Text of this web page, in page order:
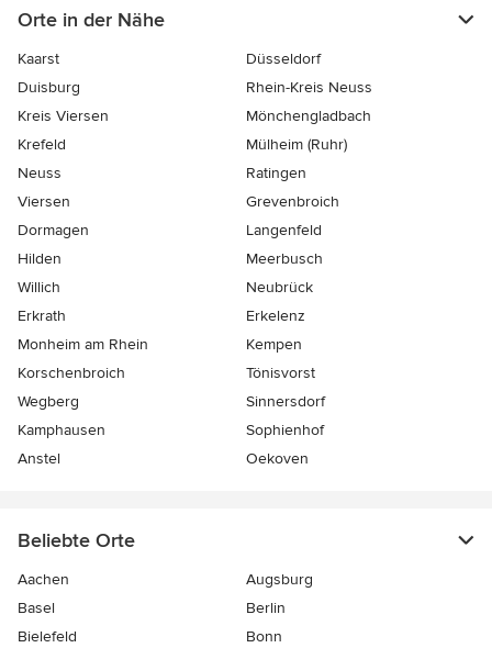
Orte in der Nähe
Kaarst
Düsseldorf
Duisburg
Rhein-Kreis Neuss
Kreis Viersen
Mönchengladbach
Krefeld
Mülheim (Ruhr)
Neuss
Ratingen
Viersen
Grevenbroich
Dormagen
Langenfeld
Hilden
Meerbusch
Willich
Neubrück
Erkrath
Erkelenz
Monheim am Rhein
Kempen
Korschenbroich
Tönisvorst
Wegberg
Sinnersdorf
Kamphausen
Sophienhof
Anstel
Oekoven
Beliebte Orte
Aachen
Augsburg
Basel
Berlin
Bielefeld
Bonn